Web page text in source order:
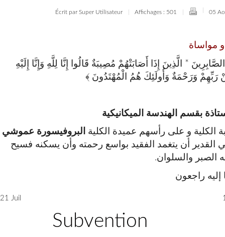
Écrit par Super Utilisateur Affichages : 501 05
مواساة
* الَّذِينَ إِذَا أَصَابَتْهُمْ مُصِيبَةٌ قَالُوا إِنَّا لِلَّهِ وَإِنَّا إِلَيْهِ
وَرَحْمَةٌ وَأُولَئِكَ هُمُ الْمُهْتَدُونَ ﴾
بقسم الهندسة الميكانيكية
الكلية و على رأسهم عميدة الكلية
البروفيسورة عموشي
القدير أن يتغمد الفقيد بواسع رحمته وأن يسكنه فسيح
الصبر والسلوان.
إليه راجعون
21 Juil
Subvention